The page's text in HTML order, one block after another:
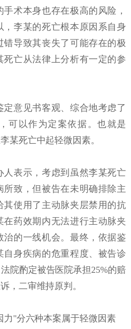
术本身也存在极高的风险，
，李某的死亡根本原因系自身
错导致其丧失了可能存在的极
死亡从法律上分析有一定的参
意见书客观、综合地考虑了
可以作为定案依据。也就是
某死亡中起轻微因素。
表示，考虑到虽然李某死亡
所致，但被告在未明确排除主
其使用了主动脉夹层禁用的抗
在药效期内无法进行主动脉夹
治的一线机会。最终，依据鉴
自身疾病的危重程度、被告诊
院酌定被告医院承担25%的赔
，二审维持原判。
"分六种本案属于轻微因素